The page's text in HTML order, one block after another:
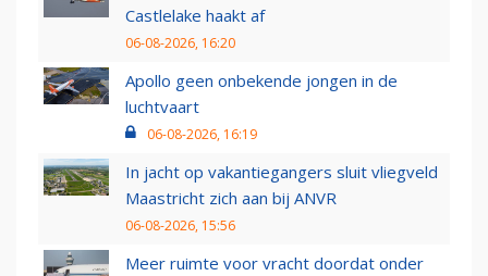
Castlelake haakt af
06-08-2026, 16:20
Apollo geen onbekende jongen in de
luchtvaart
06-08-2026, 16:19
In jacht op vakantiegangers sluit vliegveld
Maastricht zich aan bij ANVR
06-08-2026, 15:56
Meer ruimte voor vracht doordat onder